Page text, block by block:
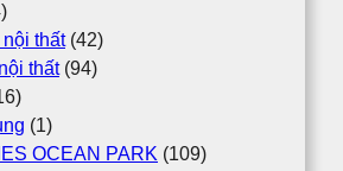
thất(42)
thất(94)
(1)
OCEAN PARK (109)